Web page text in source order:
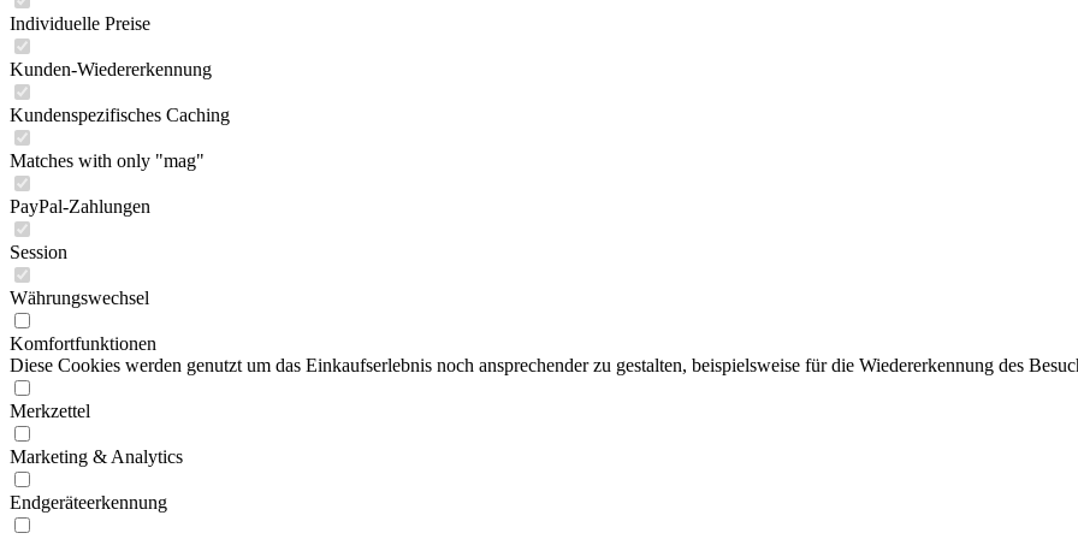
Individuelle Preise
Kunden-Wiedererkennung
Kundenspezifisches Caching
Matches with only "mag"
PayPal-Zahlungen
Session
Währungswechsel
Komfortfunktionen
Diese Cookies werden genutzt um das Einkaufserlebnis noch ansprechender zu gestalten, beispielsweise für die Wiedererkennung des
Merkzettel
Marketing & Analytics
Endgeräteerkennung